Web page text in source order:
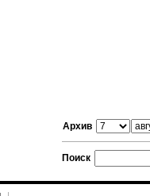
Архив
Поиск